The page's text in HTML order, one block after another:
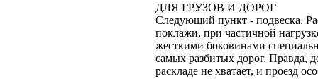
ДЛЯ ГРУЗОВ И ДОРОГ
Следующий пункт - подвеска.
поклажи, при частичной
жесткими боковинами
самых разбитых дорог. Правда,
раскладе не хватает, и проезд